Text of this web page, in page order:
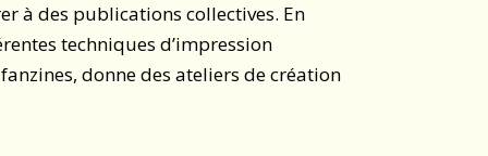
à des publications collectives. En
techniques d’impression
donne des ateliers de création